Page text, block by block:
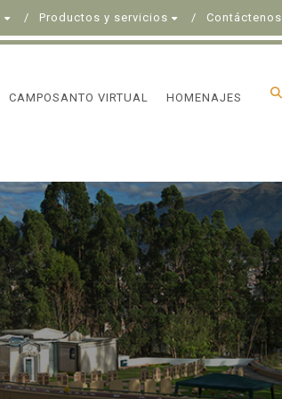
Productos y servicios Contáctenos
CAMPOSANTO VIRTUAL HOMENAJES